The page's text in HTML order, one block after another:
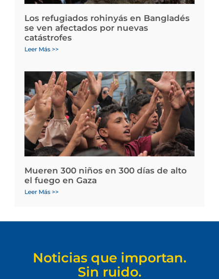
Los refugiados rohinyás en Bangladés
se ven afectados por nuevas
catástrofes
Leer Más >>
Mueren 300 niños en 300 días de alto
el fuego en Gaza
Leer Más >>
Noticias que importan.
Sin ruido.